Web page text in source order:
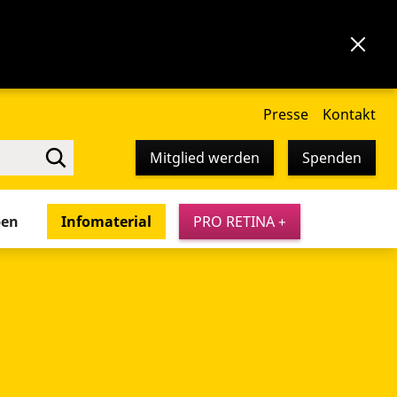
Presse Kontakt
Mitglied werden Spenden
Infomaterial PRO RETINA +